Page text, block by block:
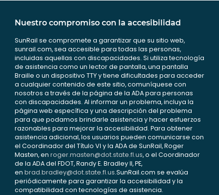
Nuestro compromiso con la accesibilidad
SunRail se compromete a garantizar que su sitio web,
sunrail.com, sea accesible para todas las personas,
incluidas aquellas con discapacidades. Si utiliza tecnología
de asistencia como un lector de pantalla, una pantalla
Braille o un dispositivo TTY y tiene dificultades para acceder
a cualquier contenido de este sitio, comuníquese con
nosotros a través de la página de la ADA para personas
con discapacidades. Al informar un problema, incluya la
página web específica y una descripción del problema
para que podamos brindarle asistencia y hacer esfuerzos
razonables para mejorar la accesibilidad. Para obtener
asistencia adicional, los usuarios pueden comunicarse con
el Coordinador del Título VI y la ADA de SunRail, Roger
Masten, en roger.masten@dot.state.fl.us, o el Coordinador
de la ADA del FDOT, Randy E. Bradley II, PE,
en brad.bradley@dot.state.fl.us.SunRail.com se evalúa
periódicamente para garantizar la accesibilidad y la
compatibilidad con tecnologías de asistencia.